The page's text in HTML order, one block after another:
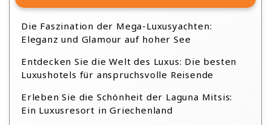
Die Faszination der Mega-Luxusyachten:
Eleganz und Glamour auf hoher See
Entdecken Sie die Welt des Luxus: Die besten
Luxushotels für anspruchsvolle Reisende
Erleben Sie die Schönheit der Laguna Mitsis:
Ein Luxusresort in Griechenland